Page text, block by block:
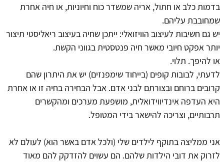
בדמות כלב או חתול, אריה שמשדר כוח וחיוניות, או חיה אחרת
שמחובבת עליהם.
יש גם חשיבות לעיצוב הוויזואלי: ייתכן שחיה בעיצוב ריאליסטי תיצור
יותר אפקט חיובי מאשר חיה פנטסטית בגווני הקשת.
או להיפך. תלוי.
לדעתי, לבובות קופים (בייחוד שימפנזים) יש את היתרון שהם
קרובים ברוחם ובצורתם לבני אדם. אבל הבחירה בחיה זו או אחרת
היא העדפה אינדיווידואלית, מושפעת מערכים ומהקשרים
תרבותיים, וצריכה להישאר בידי המטופל.
אני ממליצה בתוקף לילדים שלי (ולכל אדם באשר הוא) לעולם לא
לזרוק את דובי הילדות שלהם. הם עשוים להזדקק להם מאוד